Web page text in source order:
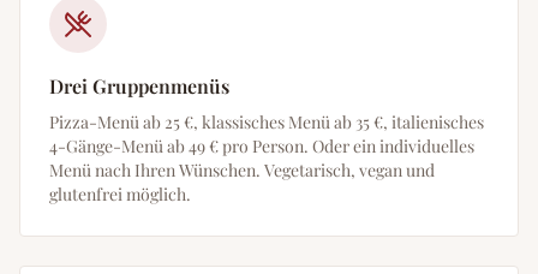
Drei Gruppenmenüs
Pizza-Menü ab 25 €, klassisches Menü ab 35 €, italienisches
4-Gänge-Menü ab 49 € pro Person. Oder ein individuelles
Menü nach Ihren Wünschen. Vegetarisch, vegan und
glutenfrei möglich.